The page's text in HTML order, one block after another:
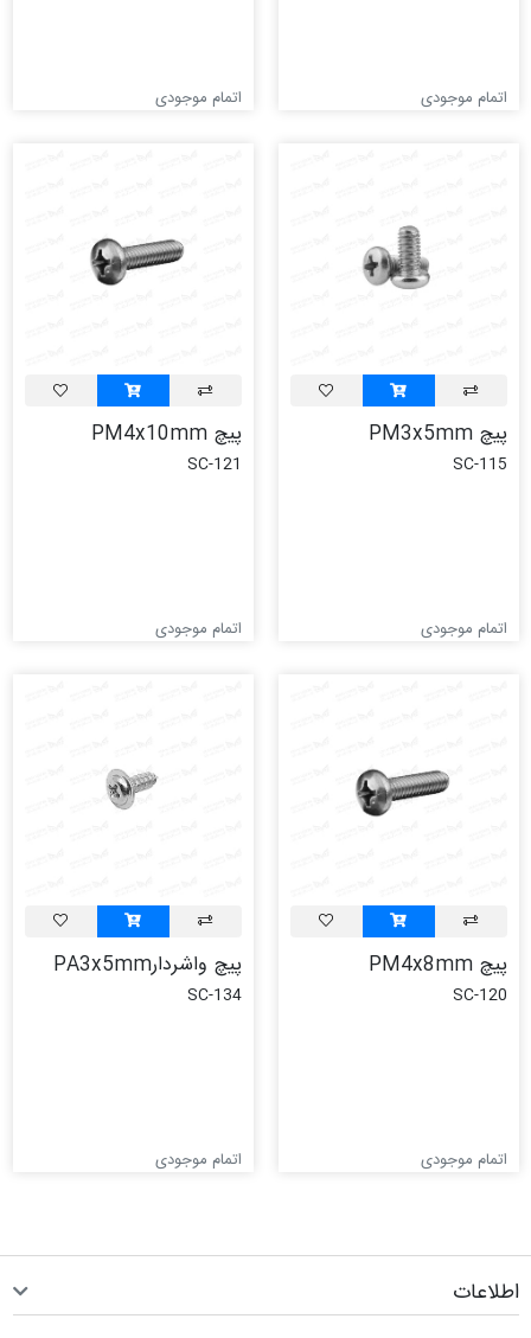
اتمام موجودی اتمام موجودی
پیچ PM3x5mm
SC-115
اتمام موجودی
پیچ PM4x10mm
SC-121
اتمام موجودی
پیچ PM4x8mm
SC-120
اتمام موجودی
پیچ واشردارPA3x5mm
SC-134
اتمام موجودی
اطلاعات